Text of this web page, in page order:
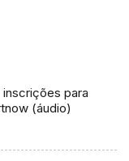
para
(áudio)